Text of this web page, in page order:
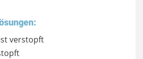
verstopft